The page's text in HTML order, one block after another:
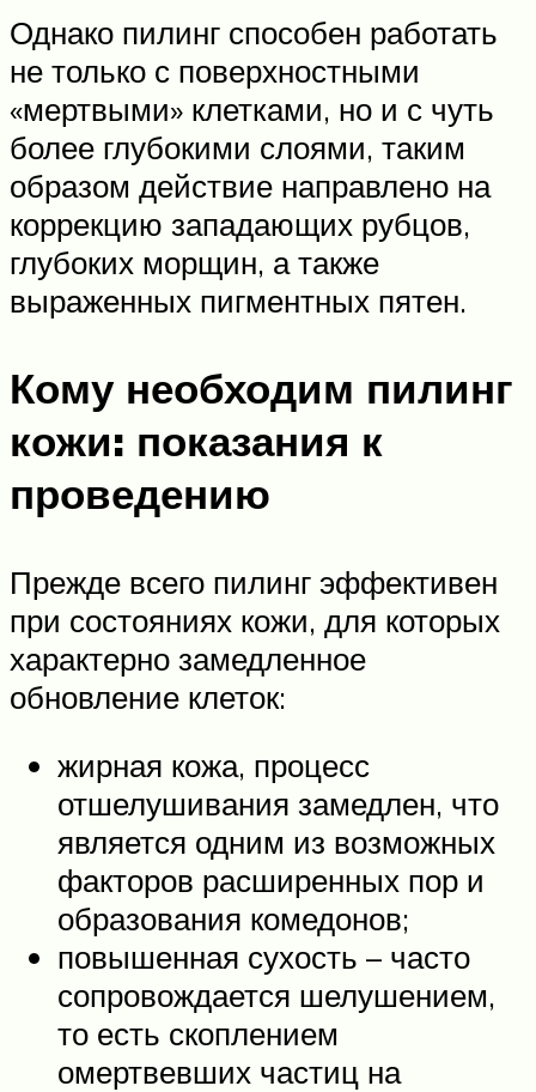
Однако пилинг способен работать
не только с поверхностными
«мертвыми» клетками, но и с чуть
более глубокими слоями, таким
образом действие направлено на
коррекцию западающих рубцов,
глубоких морщин, а также
выраженных пигментных пятен.
Кому необходим пилинг
кожи: показания к
проведению
Прежде всего пилинг эффективен
при состояниях кожи, для которых
характерно замедленное
обновление клеток:
жирная кожа, процесс
отшелушивания замедлен, что
является одним из возможных
факторов расширенных пор и
образования комедонов;
повышенная сухость – часто
сопровождается шелушением,
то есть скоплением
омертвевших частиц на